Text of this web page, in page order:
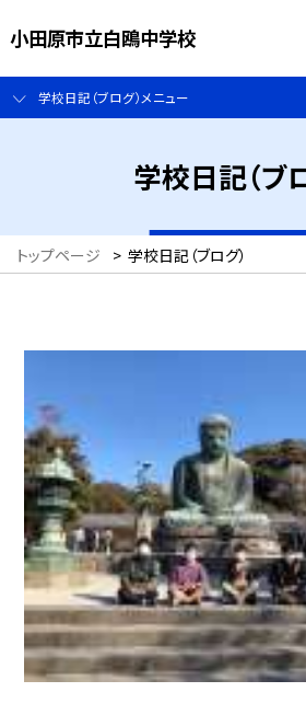
小田原市立白鴎中学校
学校日記（ブログ）メニュー
学校日記（ブ
トップページ > 学校日記（ブログ）